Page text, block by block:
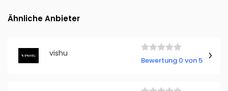
Ähnliche Anbieter
vishu
Bewertung 0 von 5